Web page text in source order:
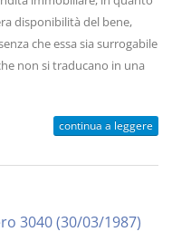
disponibilità del bene,
che essa sia surrogabile
non si traducano in una
continua a leggere
3040 (30/03/1987)